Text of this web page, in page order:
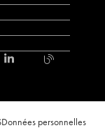
Données personnelles